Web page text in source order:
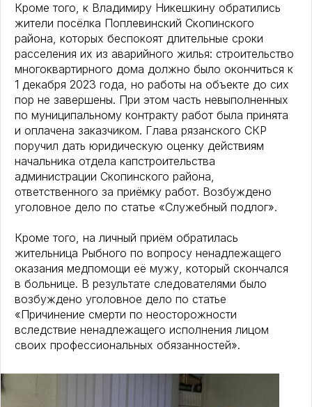
Кроме того, к Владимиру Никешкину обратились
жители посёлка Поплевинский Скопинского
района, которых беспокоят длительные сроки
расселения их из аварийного жилья: строительство
многоквартирного дома должно было окончиться к
1 декабря 2023 года, но работы на объекте до сих
пор не завершены. При этом часть невыполненных
по муниципальному контракту работ была принята
и оплачена заказчиком. Глава рязанского СКР
поручил дать юридическую оценку действиям
начальника отдела капстроительства
администрации Скопинского района,
ответственного за приёмку работ. Возбуждено
уголовное дело по статье «Служебный подлог».
Кроме того, на личный приём обратилась
жительница Рыбного по вопросу ненадлежащего
оказания медпомощи её мужу, который скончался
в больнице. В результате следователями было
возбуждено уголовное дело по статье
«Причинение смерти по неосторожности
вследствие ненадлежащего исполнения лицом
своих профессиональных обязанностей».